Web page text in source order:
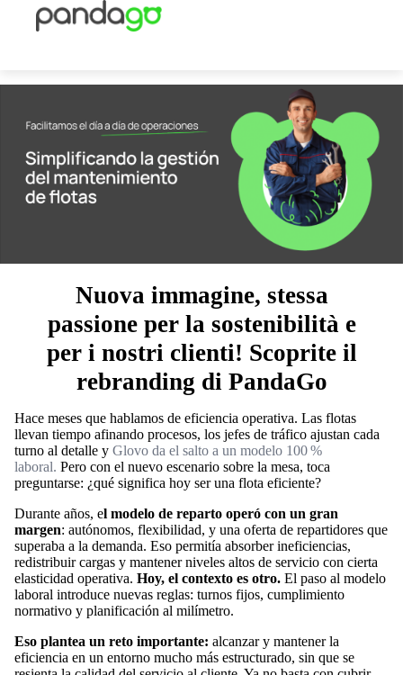
Nuova immagine, stessa
passione per la sostenibilità e
per i nostri clienti! Scoprite il
rebranding di PandaGo
Hace meses que hablamos de eficiencia operativa. Las flotas
llevan tiempo afinando procesos, los jefes de tráfico ajustan cada
turno al detalle y Glovo da el salto a un modelo 100 %
laboral. Pero con el nuevo escenario sobre la mesa, toca
preguntarse: ¿qué significa hoy ser una flota eficiente?
Durante años, el modelo de reparto operó con un gran
margen: autónomos, flexibilidad, y una oferta de repartidores que
superaba a la demanda. Eso permitía absorber ineficiencias,
redistribuir cargas y mantener niveles altos de servicio con cierta
elasticidad operativa. Hoy, el contexto es otro. El paso al modelo
laboral introduce nuevas reglas: turnos fijos, cumplimiento
normativo y planificación al milímetro.
Eso plantea un reto importante: alcanzar y mantener la
eficiencia en un entorno mucho más estructurado, sin que se